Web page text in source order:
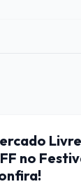
DE
no